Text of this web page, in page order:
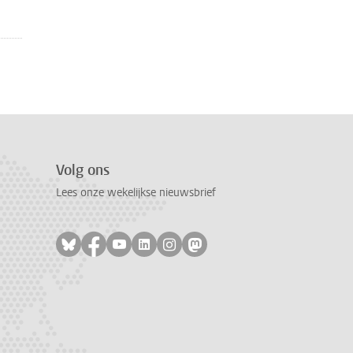
Volg ons
Lees onze wekelijkse nieuwsbrief
Volg ons op bluesky
Volg ons op facebook
Volg ons op youtube
Volg ons op linkedin
Volg ons op instagram
Volg ons op mastodon